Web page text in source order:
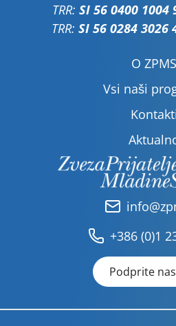
TRR: SI 56 0400 1004
TRR: SI 56 0284 3026
O ZPMS
Vsi naši
Kontakti
+386 (0)1
Podprite nas